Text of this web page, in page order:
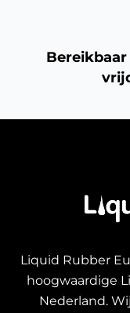
Liquid Rubber
hoogwaardige
Nederland.